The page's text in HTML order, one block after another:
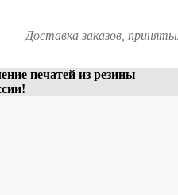
Доставка заказов,
печатей из резины